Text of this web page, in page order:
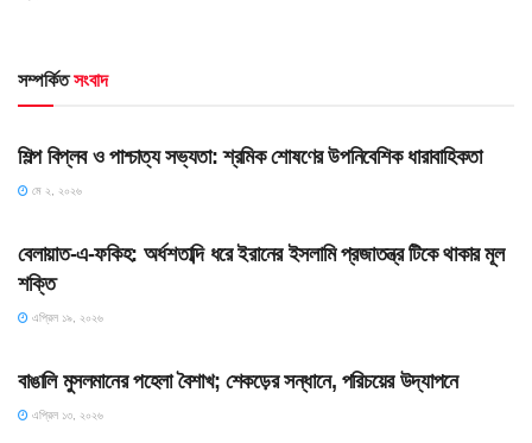
সম্পর্কিতসংবাদ
HOME POST
শিল্প বিপ্লব ও পাশ্চাত্য সভ্যতা: শ্রমিক শোষণের উপনিবেশিক ধারাবাহিকতা
মে ২, ২০২৬
বেলায়াত-এ-ফকিহ: অর্ধশতাব্দি ধরে ইরানের ইসলামি প্রজাতন্ত্র টিকে থাকার মূল
শক্তি
এপ্রিল ১৯, ২০২৬
বাঙালি মুসলমানের পহেলা বৈশাখ; শেকড়ের সন্ধানে, পরিচয়ের উদ্‌যাপনে
এপ্রিল ১৩, ২০২৬